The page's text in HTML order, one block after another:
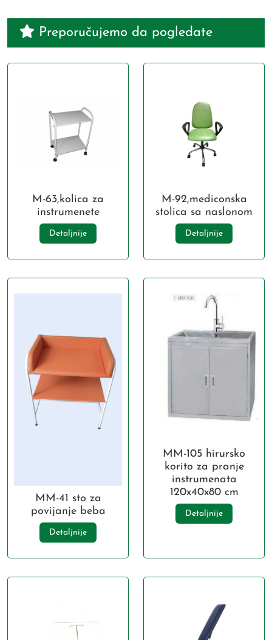
Preporučujemo da pogledate
M-63,kolica za
instrumenete
Detaljnije
M-92,mediconska
stolica sa naslonom
Detaljnije
MM-41 sto za
povijanje beba
Detaljnije
MM-105 hirursko
korito za pranje
instrumenata
120x40x80 cm
Detaljnije